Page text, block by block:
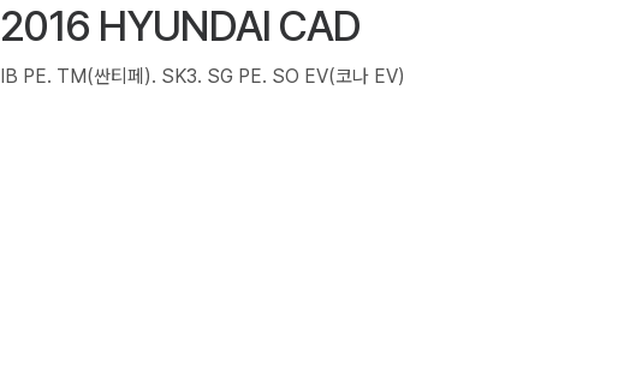
2016 HYUNDAI CAD
IB PE. TM(싼티페). SK3. SG PE. SO EV(코나 EV)